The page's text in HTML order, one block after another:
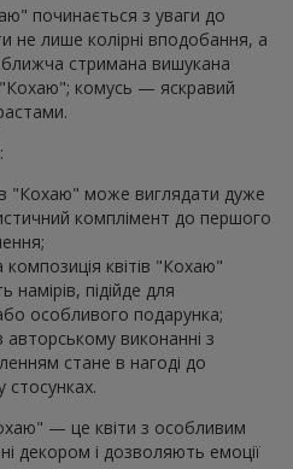
починається з уваги до
не лише колірні вподобання, а
стримана вишукана
"Кохаю"; комусь — яскравий
"Кохаю" може виглядати дуже
комплімент до першого
квітів "Кохаю"
намірів, підійде для
особливого подарунка;
авторському виконанні з
стане в нагоді до
— це квіти з особливим
декором і дозволяють емоції